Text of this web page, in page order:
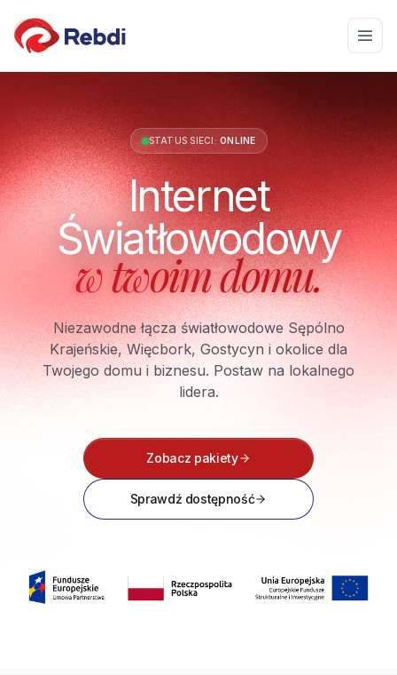
STATUS SIECI: ONLINE
Internet
Światłowodowy
w twoim domu.
Niezawodne łącza światłowodowe Sępólno
Krajeńskie, Więcbork, Gostycyn i okolice dla
Twojego domu i biznesu. Postaw na lokalnego
lidera.
Zobacz pakiety
Sprawdź dostępność